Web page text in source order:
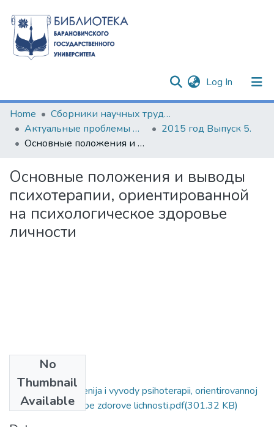
Log In (current)
Communities & Collections
All of DSpace
Home
Сборники научных трудов
Актуальные проблемы формирования психолого-педагогической культуры будущих специалистов
2015 год Выпуск 5.
Основные положения и выводы психотерапии, ориентированной на психологическое здоровье личности
Основные положения и выводы
психотерапии, ориентированной
на психологическое здоровье
личности
No
Thumbnail
Available
Osnovnye polozhenija i vyvody psihoterapii, orientirovannoj
na psihologicheskoe zdorove lichnosti.pdf(301.32 KB)